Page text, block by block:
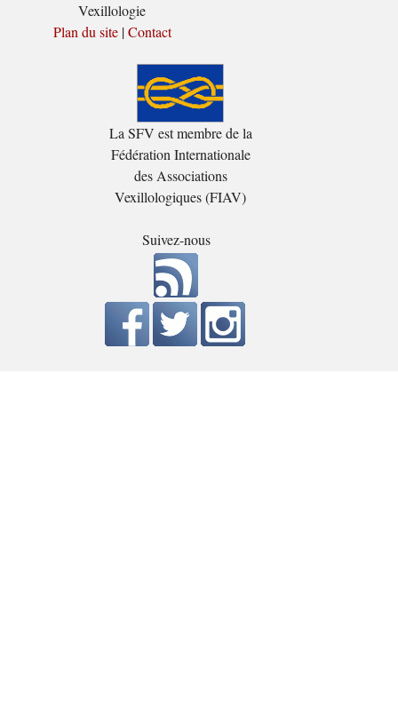
Vexillologie
Plan du site|Contact
La SFV est membre de la
Fédération Internationale
des Associations
Vexillologiques (FIAV)
Suivez-nous